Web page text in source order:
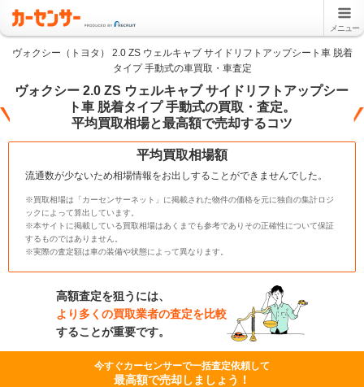
メニュー
ヴォクシー（トヨタ） 2.0 ZS ウェルキャブ サイドリフトアップシート車 脱着
タイプ 手動式の車買取・車査定
ヴォクシー 2.0 ZS ウェルキャブ サイドリフトアップシー
ト車 脱着タイプ 手動式の買取・査定。
平均買取相場と最高額で売却するコツ
平均買取相場額
流通数が少ないため相場情報をお出しすることができませんでした。
※買取相場は「カーセンサーネット」に掲載された物件の価格を元に独自の集計ロジ
ックによって算出しています。
※本サイトに掲載している買取相場はあくまでも参考でありその正確性について保証
するものではありません。
※実際の査定額は車の装備や状態によって異なります。
高額査定を狙うには、
より多くの買取業者の査定を比較
することが重要です。
今すぐカーセンサーで一括査定依頼して
最高額で売却しましょう！